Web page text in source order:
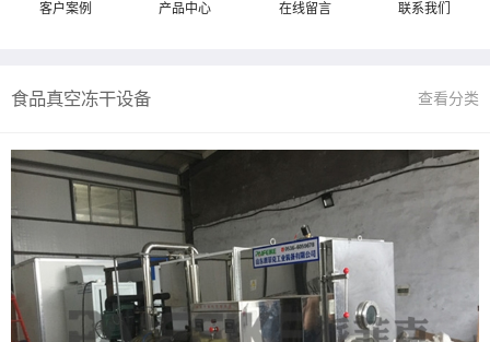
客户案例 产品中心 在线留言 联系我们
食品真空冻干设备 查看分类